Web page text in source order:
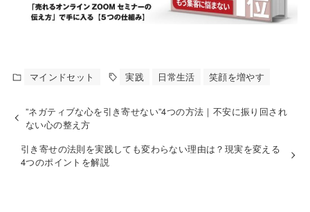
マインドセット 実践 日常生活 笑顔を増やす
”ネガティブな心を引き寄せない”4つの方法｜不安に振り回され
ない心の整え方
引き寄せの法則を実践しても変わらない理由は？現実を変える
4つのポイントを解説